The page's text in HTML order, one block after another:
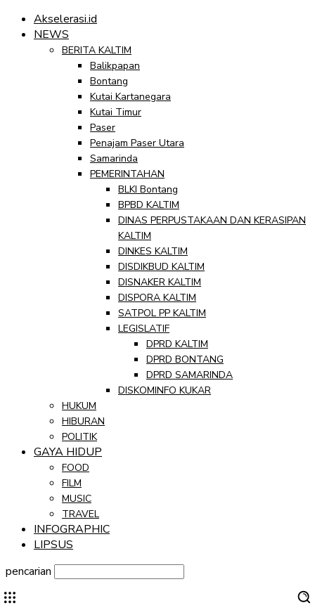
Akselerasi.id
NEWS
BERITA KALTIM
Balikpapan
Bontang
Kutai Kartanegara
Kutai Timur
Paser
Penajam Paser Utara
Samarinda
PEMERINTAHAN
BLKI Bontang
BPBD KALTIM
DINAS PERPUSTAKAAN DAN KERASIPAN
KALTIM
DINKES KALTIM
DISDIKBUD KALTIM
DISNAKER KALTIM
DISPORA KALTIM
SATPOL PP KALTIM
LEGISLATIF
DPRD KALTIM
DPRD BONTANG
DPRD SAMARINDA
DISKOMINFO KUKAR
HUKUM
HIBURAN
POLITIK
GAYA HIDUP
FOOD
FILM
MUSIC
TRAVEL
INFOGRAPHIC
LIPSUS
pencarian